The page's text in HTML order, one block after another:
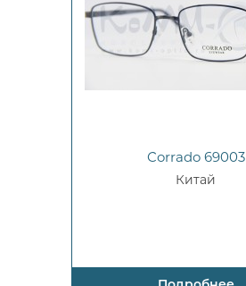
Corrado 69003
Китай